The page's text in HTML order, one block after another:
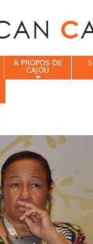
A PROPOS DE
CAJOU